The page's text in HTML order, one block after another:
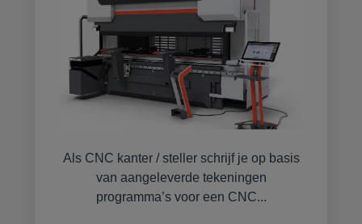
Als CNC kanter / steller schrijf je op basis
van aangeleverde tekeningen
programma’s voor een CNC...